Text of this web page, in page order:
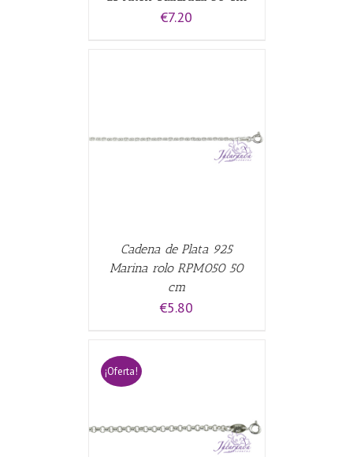
€7.20
Cadena de Plata 925
Marina rolo RPM050 50
cm
€5.80
¡Oferta!